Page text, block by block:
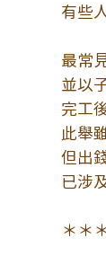
有些
最常
並以
完工
此舉
但出
已涉
＊＊